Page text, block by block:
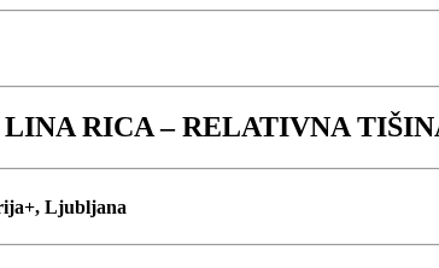
RICA – RELATIVNA
Ljubljana